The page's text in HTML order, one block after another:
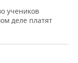
учеников
деле платят